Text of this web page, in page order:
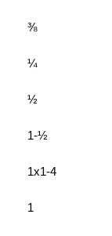
⅜
¼
½
1-½
1x1-4
1